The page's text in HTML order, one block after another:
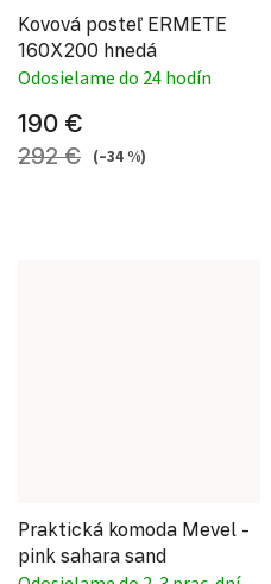
Kovová posteľ ERMETE
160X200 hnedá
Odosielame do 24 hodín
190 €
292 € (–34 %)
Praktická komoda Mevel -
pink sahara sand